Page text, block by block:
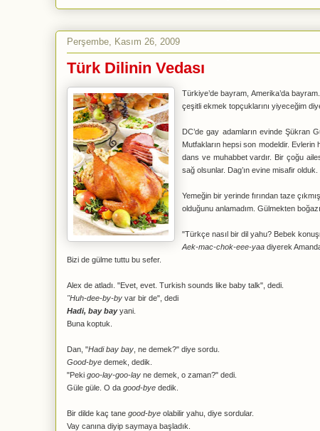
Perşembe, Kasım 26, 2009
Türk Dilinin Vedası
Türkiye’de bayram, Amerika’da
çeşitli ekmek topçuklarını yiyeceğim
DC’de gay adamların evinde Şükran
Mutfakların hepsi son modeldir.
dans ve muhabbet vardır. Bir çoğu
sağ olsunlar. Dag’ın evine misafir olduk.
Yemeğin bir yerinde fırından taze
olduğunu anlamadım. Gülmekten
"Türkçe nasıl bir dil yahu? Bebek
Aek-mac-chok-eee-yaa diyerek
Bizi de gülme tuttu bu sefer.
Alex de atladı. "Evet, evet. Turkish sounds like baby talk", dedi.
"Huh-dee-by-by var bir de", dedi
Hadi, bay bayyani.
Buna koptuk.
Dan, "Hadi bay bay , ne demek?" diye sordu.
Good-bye demek, dedik.
"Peki goo-lay-goo-lay ne demek, o zaman?" dedi.
Güle güle. O da good-bye dedik.
Bir dilde kaç tane good-bye olabilir yahu, diye sordular.
Vay canına diyip saymaya başladık.